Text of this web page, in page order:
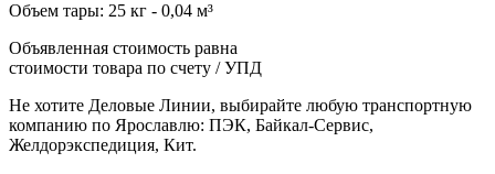
Объем тары: 25 кг - 0,04 м³
Объявленная стоимость равна
стоимости товара по счету / УПД
Не хотите Деловые Линии, выбирайте любую транспортную
компанию по Ярославлю: ПЭК, Байкал-Сервис,
Желдорэкспедиция, Кит.